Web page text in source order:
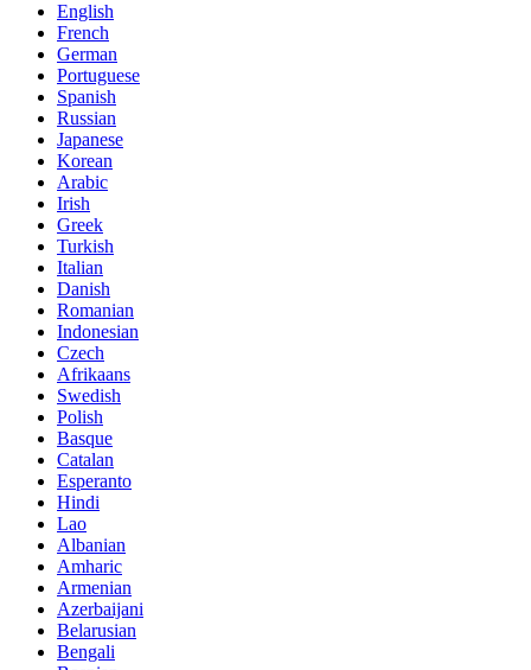
English
French
German
Portuguese
Spanish
Russian
Japanese
Korean
Arabic
Irish
Greek
Turkish
Italian
Danish
Romanian
Indonesian
Czech
Afrikaans
Swedish
Polish
Basque
Catalan
Esperanto
Hindi
Lao
Albanian
Amharic
Armenian
Azerbaijani
Belarusian
Bengali